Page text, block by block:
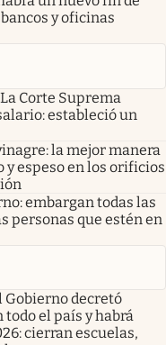
y oficinas
Corte Suprema
estableció un
la mejor manera
espeso en los orificios
embargan todas las
personas que estén en
Gobierno decretó
el país y habrá
cierran escuelas,